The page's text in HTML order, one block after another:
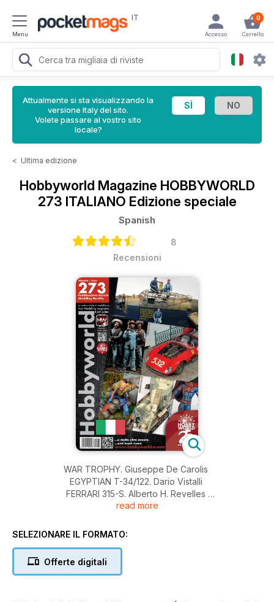
Menu
IT 0
Carrello
Accesso
Attualmente si sta visualizzando la
versione Italy del sito.
Volete passare al vostro sito
locale?
< Ultima edizione
Hobbyworld Magazine HOBBYWORLD
273 ITALIANO Edizione speciale
Spanish
8
Recensioni
WAR TROPHY. Giuseppe De Carolis
EGYPTIAN T-34/122. Dario Vistalli
FERRARI 315-S. Alberto H. Revelles
MAL-TIEMPO CUBA 1865. José Hernández Sánchez
AFM FUENGIROLA 2024. Mario Tornel
read more
SELEZIONARE IL FORMATO:
Offerte digitali